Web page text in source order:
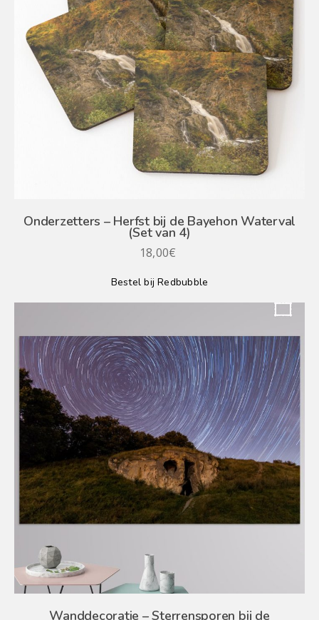
Onderzetters – Herfst bij de Bayehon Waterval
(Set van 4)
18,00€
Bestel bij Redbubble
Wanddecoratie – Sterrensporen bij de